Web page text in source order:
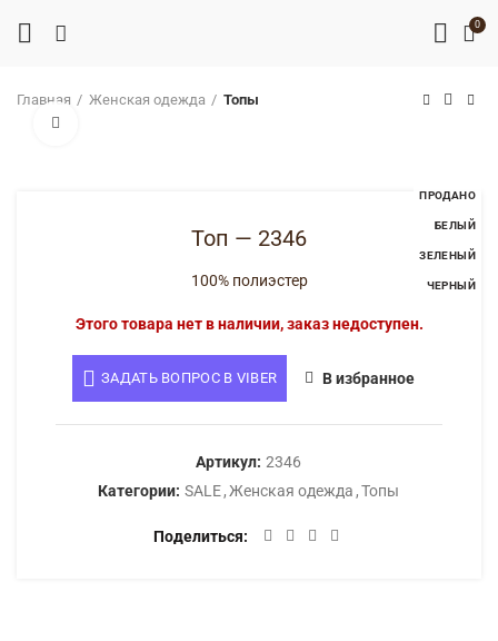
0
Главная Женская одежда Топы
ПРОДАНО
БЕЛЫЙ
ЗЕЛЕНЫЙ
ЧЕРНЫЙ
Топ — 2346
100% полиэстер
Этого товара нет в наличии, заказ недоступен.
ЗАДАТЬ ВОПРОС В VIBER В избранное
Артикул: 2346
Категории: SALE,Женская одежда ,Топы
Поделиться